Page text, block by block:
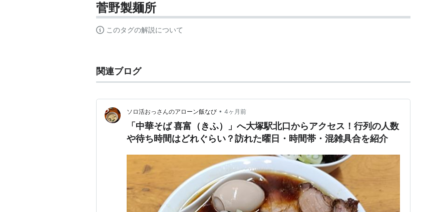
菅野製麺所
このタグの解説について
関連ブログ
ソロ活おっさんのアローン飯なび • 4ヶ月前
「中華そば 喜富（きふ）」へ大塚駅北口からアクセス！行列の人数
や待ち時間はどれぐらい？訪れた曜日・時間帯・混雑具合を紹介